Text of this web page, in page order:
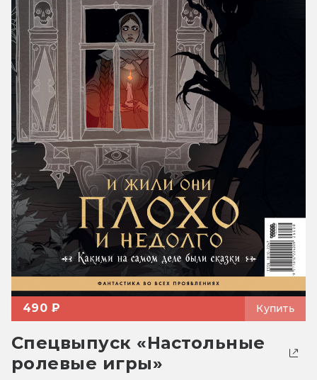
490 ₽ Купить
Спецвыпуск «Настольные
ролевые игры»